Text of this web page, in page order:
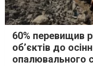
60% перевищив
об’єктів до
опалювального